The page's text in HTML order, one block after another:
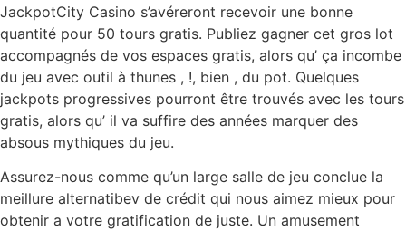
JackpotCity Casino s’avéreront recevoir une bonne
quantité pour 50 tours gratis. Publiez gagner cet gros lot
accompagnés de vos espaces gratis, alors qu’ ça incombe
du jeu avec outil à thunes , !, bien , du pot. Quelques
jackpots progressives pourront être trouvés avec les tours
gratis, alors qu’ il va suffire des années marquer des
absous mythiques du jeu.
Assurez-nous comme qu’un large salle de jeu conclue la
meillure alternatibev de crédit qui nous aimez mieux pour
obtenir a votre gratification de juste. Un amusement